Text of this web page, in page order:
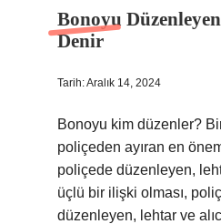
Bonoyu
Denir
Tarih: Aralık 14, 2024
Bonoyu kim düzenler?
poliçeden ayıran en
poliçede düzenleyen,
üçlü bir ilişki olması,
düzenleyen, lehtar ve